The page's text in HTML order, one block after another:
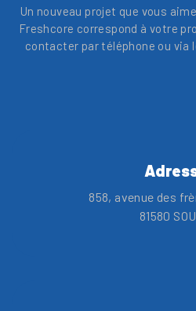
Un nouveau projet que vous
Freshcore correspond à votre
contacter par téléphone ou via
858, avenue des
81580